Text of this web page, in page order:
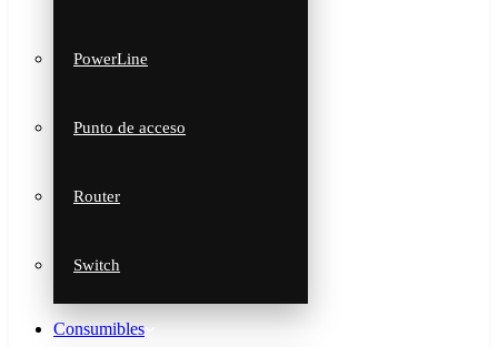
PowerLine
Punto de acceso
Router
Switch
Consumibles